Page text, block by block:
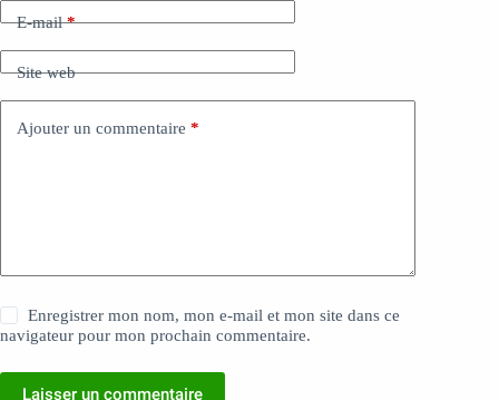
E-mail*
Site web
Ajouter un commentaire *
Enregistrer mon nom, mon e-mail et mon site dans ce
navigateur pour mon prochain commentaire.
Laisser un commentaire